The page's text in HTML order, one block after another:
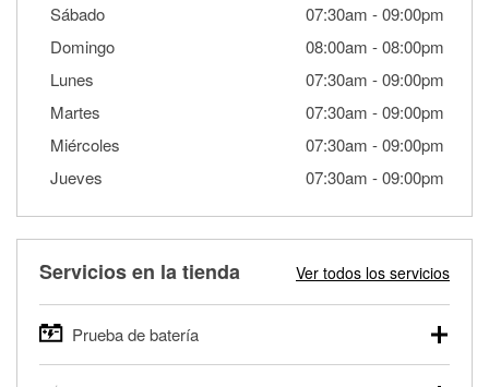
Sábado 07:30am -09:00pm
Domingo
08:00am -08:00pm
Lunes
07:30am -09:00pm
Martes
07:30am -09:00pm
Miércoles
07:30am -09:00pm
Jueves
07:30am -09:00pm
Servicios en la tienda Ver todos los servicios
Prueba de batería